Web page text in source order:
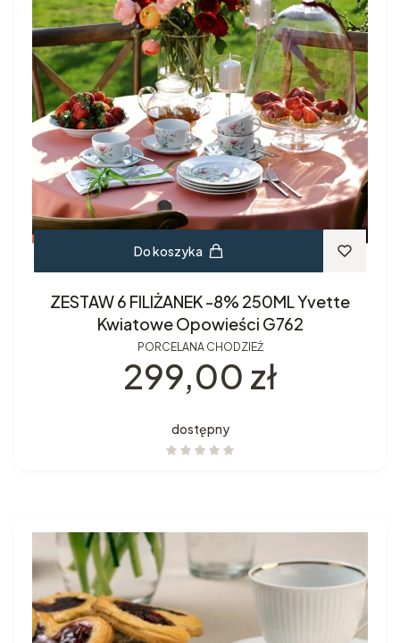
Do koszyka
ZESTAW 6 FILIŻANEK -8% 250ML Yvette
Kwiatowe Opowieści G762
PORCELANA CHODZIEŻ
Cena
299,00 zł
dostępny